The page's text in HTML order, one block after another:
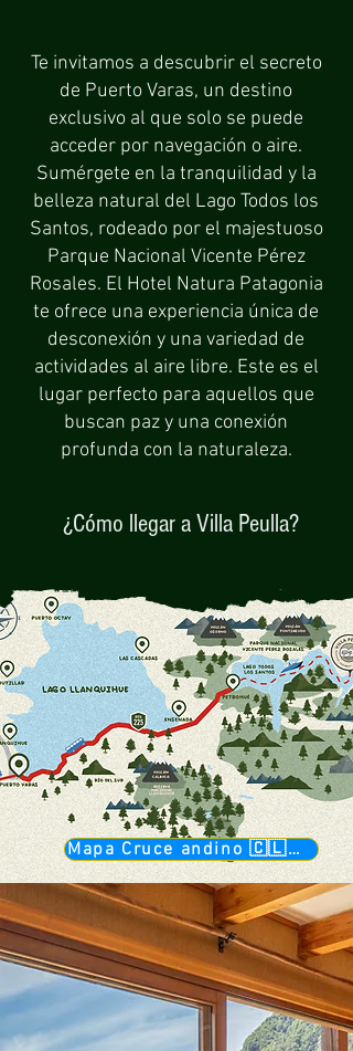
Te invitamos a descubrir el secreto
de Puerto Varas, un destino
exclusivo al que solo se puede
acceder por navegación o aire.
Sumérgete en la tranquilidad y la
belleza natural del Lago Todos los
Santos, rodeado por el majestuoso
Parque Nacional Vicente Pérez
Rosales. El Hotel Natura Patagonia
te ofrece una experiencia única de
desconexión y una variedad de
actividades al aire libre. Este es el
lugar perfecto para aquellos que
buscan paz y una conexión
profunda con la naturaleza.
¿Cómo llegar a Villa Peulla?
Mapa Cruce andino 🇨🇱🇦🇷